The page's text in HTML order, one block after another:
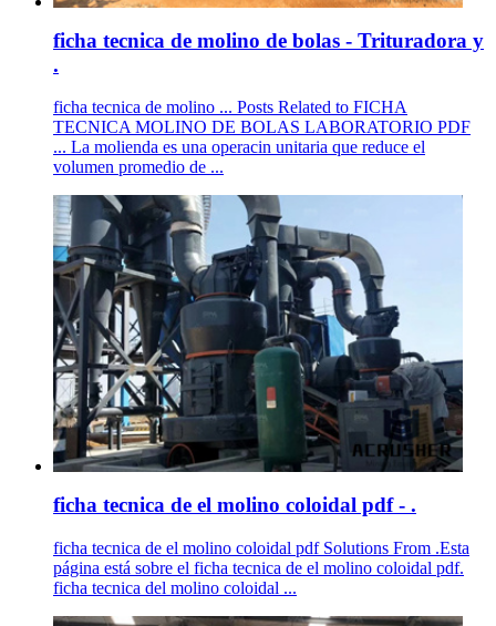
ficha tecnica de molino de bolas - Trituradora y
.
ficha tecnica de molino ... Posts Related to FICHA
TECNICA MOLINO DE BOLAS LABORATORIO PDF
... La molienda es una operacin unitaria que reduce el
volumen promedio de ...
ficha tecnica de el molino coloidal pdf - .
ficha tecnica de el molino coloidal pdf Solutions From .Esta
página está sobre el ficha tecnica de el molino coloidal pdf.
ficha tecnica del molino coloidal ...